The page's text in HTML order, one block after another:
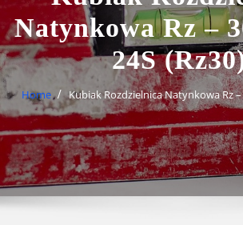
Natynkowa Rz –
24S
Home Kubiak Rozdzielnica Natynkowa Rz –